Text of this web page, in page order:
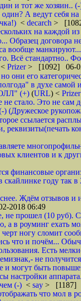
и тот же хозяин..
один? А ведут себя
< decarch >
на каждой из
Образец договора
вообще
Всё стандартно..
< Prizer> [1092] 06-
они его
в духе
(+) (URL) <
стало. Это не сам
) (Дружеское
ссылается
реквизиты(печать
клиентов и к
финансовые
скайлинке году
Ждём отзывов и
2018 06:49
прошел (10 руб).
а в роуминг ехать
ногу сломит
что и почём...
Есть
не
и могут быть
настройки
(-) < say > [1187]
что мол в